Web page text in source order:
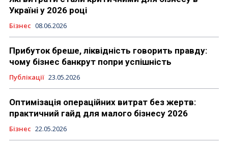
Україні у 2026 році
Бізнес 08.06.2026
Прибуток бреше, ліквідність говорить правду:
чому бізнес банкрут попри успішність
Публікації 23.05.2026
Оптимізація операційних витрат без жертв:
практичний гайд для малого бізнесу 2026
Бізнес 22.05.2026